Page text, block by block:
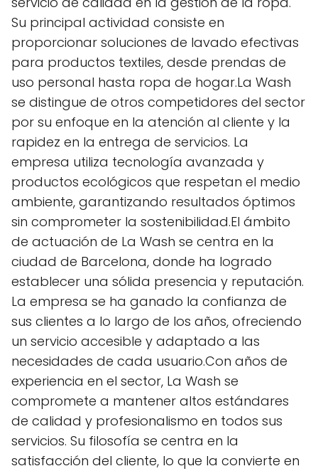
Su principal actividad consiste en
proporcionar soluciones de lavado efectivas
para productos textiles, desde prendas de
uso personal hasta ropa de hogar.La Wash
se distingue de otros competidores del sector
por su enfoque en la atención al cliente y la
rapidez en la entrega de servicios. La
empresa utiliza tecnología avanzada y
productos ecológicos que respetan el medio
ambiente, garantizando resultados óptimos
sin comprometer la sostenibilidad.El ámbito
de actuación de La Wash se centra en la
ciudad de Barcelona, donde ha logrado
establecer una sólida presencia y reputación.
La empresa se ha ganado la confianza de
sus clientes a lo largo de los años, ofreciendo
un servicio accesible y adaptado a las
necesidades de cada usuario.Con años de
experiencia en el sector, La Wash se
compromete a mantener altos estándares
de calidad y profesionalismo en todos sus
servicios. Su filosofía se centra en la
satisfacción del cliente, lo que la convierte en